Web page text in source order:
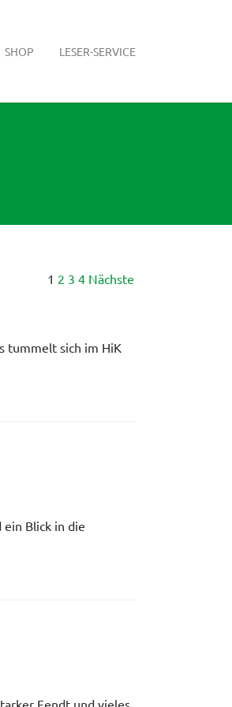
SHOP LESER-SERVICE
1 2 3 4 Nächste
tummelt sich im HiK
ein Blick in die
Fendt und vieles